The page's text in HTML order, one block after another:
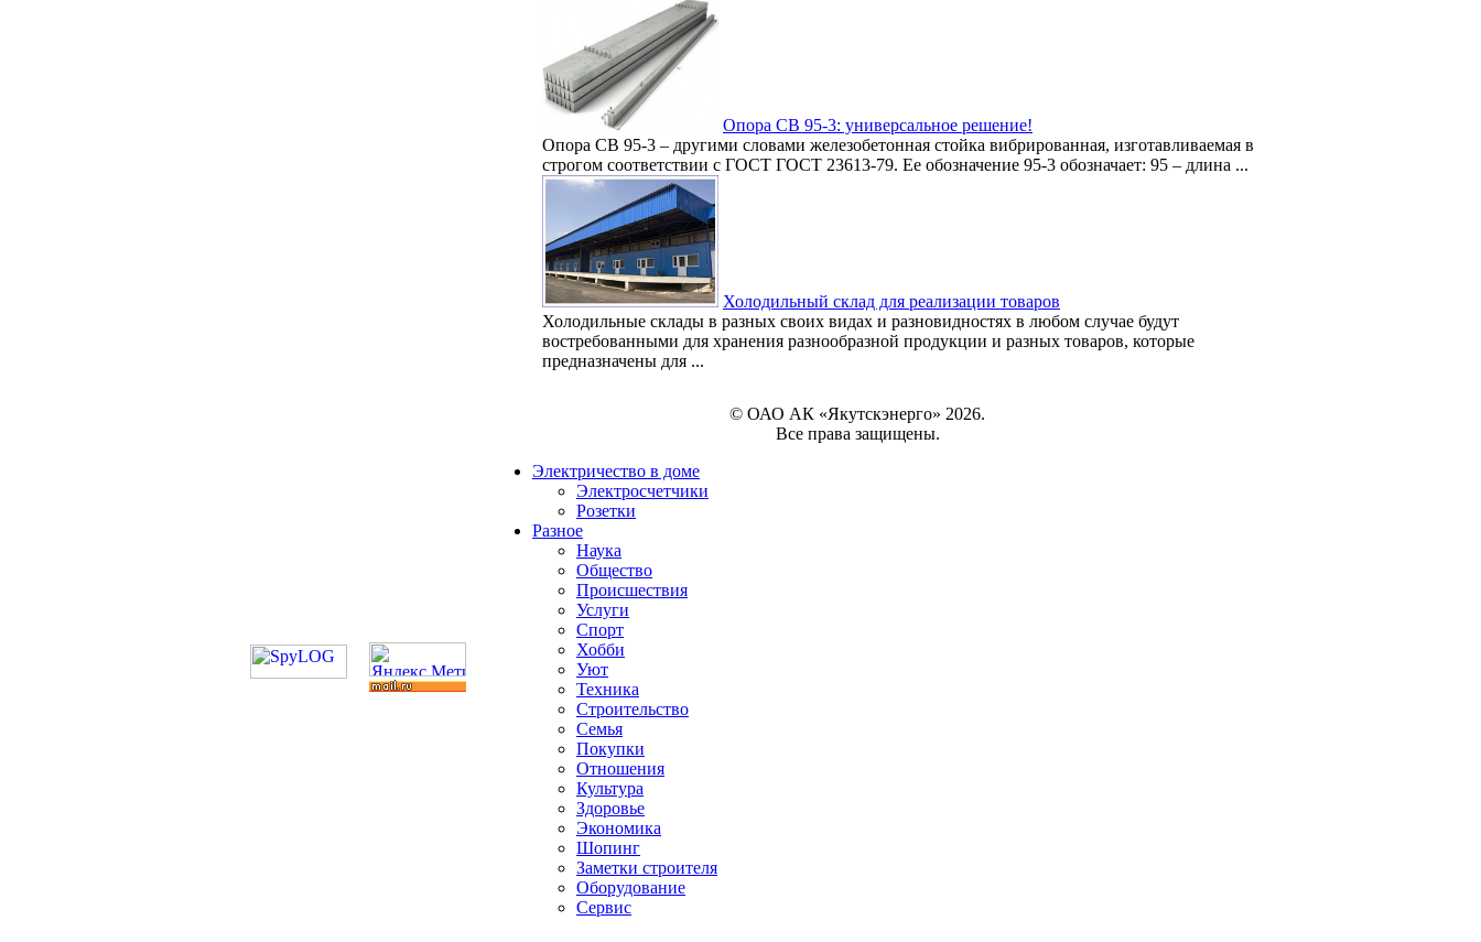
Опора СВ 95-3: универсальное решение!
Опора СВ 95-3 – другими словами железобетонная стойка вибрированная, изготавливаемая в
строгом соответствии с ГОСТ ГОСТ 23613-79. Ее обозначение 95-3 обозначает: 95 – длина ...
Холодильный склад для реализации товаров
Холодильные склады в разных своих видах и разновидностях в любом случае будут
востребованными для хранения разнообразной продукции и разных товаров, которые
предназначены для ...
© ОАО АК «Якутскэнерго» 2026.
Все права защищены.
Электричество в доме
Электросчетчики
Розетки
Разное
Наука
Общество
Происшествия
Услуги
Спорт
Хобби
Уют
Техника
Строительство
Семья
Покупки
Отношения
Культура
Здоровье
Экономика
Шопинг
Заметки строителя
Оборудование
Сервис